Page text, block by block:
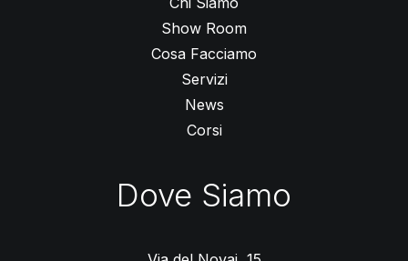
Show Room
Cosa Facciamo
Servizi
News
Corsi
Dove Siamo